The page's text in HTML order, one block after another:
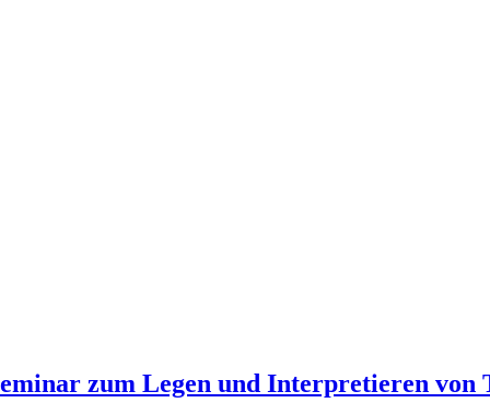
zum Legen und Interpretieren